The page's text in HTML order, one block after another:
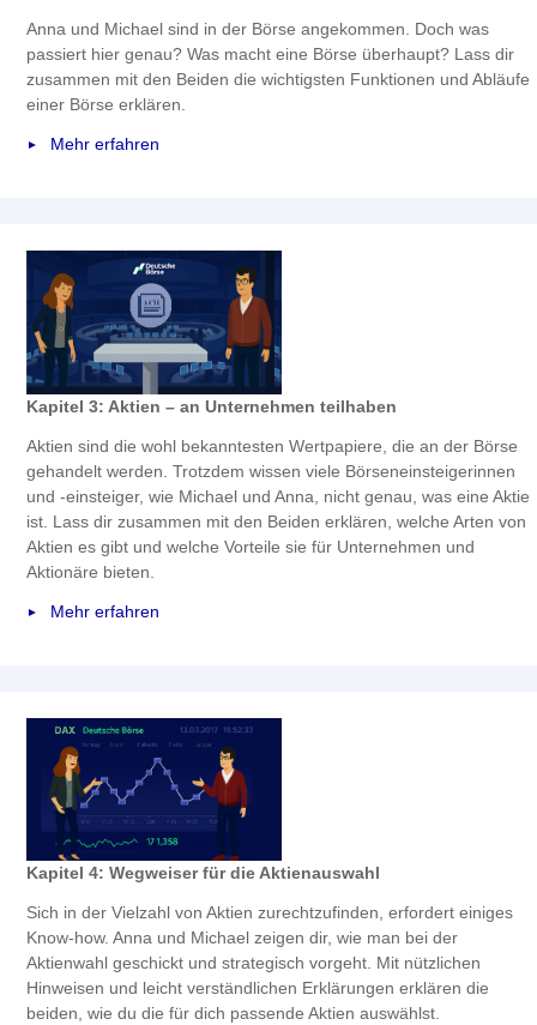
Anna und Michael sind in der Börse angekommen. Doch was
passiert hier genau? Was macht eine Börse überhaupt? Lass dir
zusammen mit den Beiden die wichtigsten Funktionen und Abläufe
einer Börse erklären.
Mehr erfahren
Kapitel 3: Aktien – an Unternehmen teilhaben
Aktien sind die wohl bekanntesten Wertpapiere, die an der Börse
gehandelt werden. Trotzdem wissen viele Börseneinsteigerinnen
und -einsteiger, wie Michael und Anna, nicht genau, was eine Aktie
ist. Lass dir zusammen mit den Beiden erklären, welche Arten von
Aktien es gibt und welche Vorteile sie für Unternehmen und
Aktionäre bieten.
Mehr erfahren
Kapitel 4: Wegweiser für die Aktienauswahl
Sich in der Vielzahl von Aktien zurechtzufinden, erfordert einiges
Know-how. Anna und Michael zeigen dir, wie man bei der
Aktienwahl geschickt und strategisch vorgeht. Mit nützlichen
Hinweisen und leicht verständlichen Erklärungen erklären die
beiden, wie du die für dich passende Aktien auswählst.